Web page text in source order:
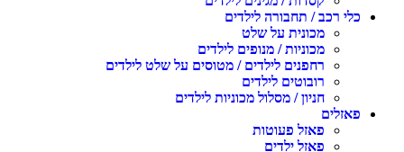
רכב / תחבורה לילדים
מכונית על שלט
מכוניות / מנופים לילדים
רחפנים לילדים / מטוסים על שלט לילדים
רובוטים לילדים
חניון / מסלול מכוניות לילדים
פאזל פעוטות
פאזל ילדים